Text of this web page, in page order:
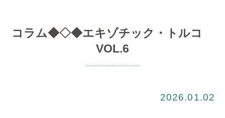
コラム◆◇◆エキゾチック・トルコ
VOL.6
2026.01.02